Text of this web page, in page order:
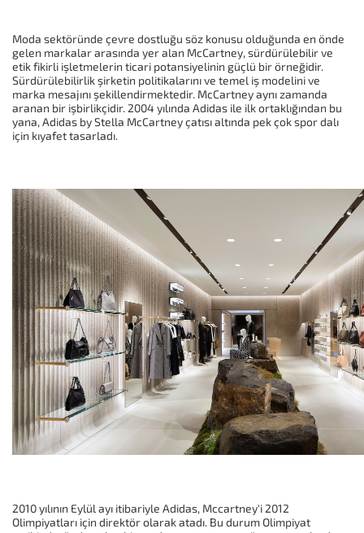
Moda sektöründe çevre dostluğu söz konusu olduğunda en önde
gelen markalar arasında yer alan McCartney, sürdürülebilir ve
etik fikirli işletmelerin ticari potansiyelinin güçlü bir örneğidir.
Sürdürülebilirlik şirketin politikalarını ve temel iş modelini ve
marka mesajını şekillendirmektedir. McCartney aynı zamanda
aranan bir işbirlikçidir. 2004 yılında Adidas ile ilk ortaklığından bu
yana, Adidas by Stella McCartney çatısı altında pek çok spor dalı
için kıyafet tasarladı.
2010 yılının Eylül ayı itibariyle Adidas, Mccartney'i 2012
Olimpiyatları için direktör olarak atadı. Bu durum Olimpiyat